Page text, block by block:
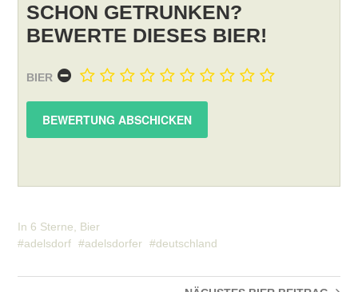
SCHON GETRUNKEN?
BEWERTE DIESES BIER!
BIER
In 6 Sterne
Bier
adelsdorf
adelsdorfer deutschland